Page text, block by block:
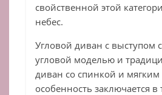
свойственной этой
небес.
Угловой диван с выступом
угловой моделью и
диван со спинкой и
особенность заключается